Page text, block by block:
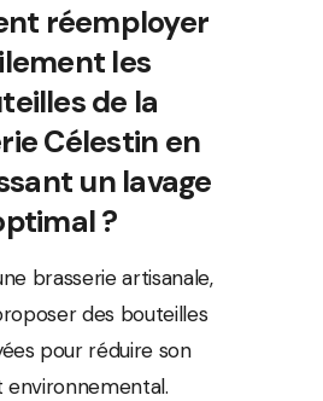
réemployer
les
de la
Célestin en
un lavage
?
brasserie artisanale,
des bouteilles
pour réduire son